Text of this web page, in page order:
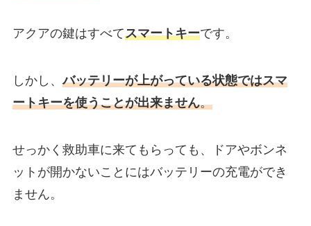
アクアの鍵はすべてスマートキーです。
しかし、バッテリーが上がっている状態ではスマ
ートキーを使うことが出来ません。
せっかく救助車に来てもらっても、ドアやボンネ
ットが開かないことにはバッテリーの充電ができ
ません。